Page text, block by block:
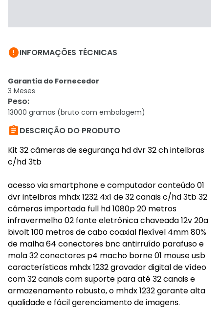
INFORMAÇÕES TÉCNICAS
Garantia do Fornecedor
3 Meses
Peso:
13000 gramas (bruto com embalagem)
DESCRIÇÃO DO PRODUTO
Kit 32 câmeras de segurança hd dvr 32 ch intelbras
c/hd 3tb
acesso via smartphone e computador conteúdo 01
dvr intelbras mhdx 1232 4x1 de 32 canais c/hd 3tb 32
câmeras importada full hd 1080p 20 metros
infravermelho 02 fonte eletrônica chaveada 12v 20a
bivolt 100 metros de cabo coaxial flexível 4mm 80%
de malha 64 conectores bnc antirruído parafuso e
mola 32 conectores p4 macho borne 01 mouse usb
características mhdx 1232 gravador digital de vídeo
com 32 canais com suporte para até 32 canais e
armazenamento robusto, o mhdx 1232 garante alta
qualidade e fácil gerenciamento de imagens.